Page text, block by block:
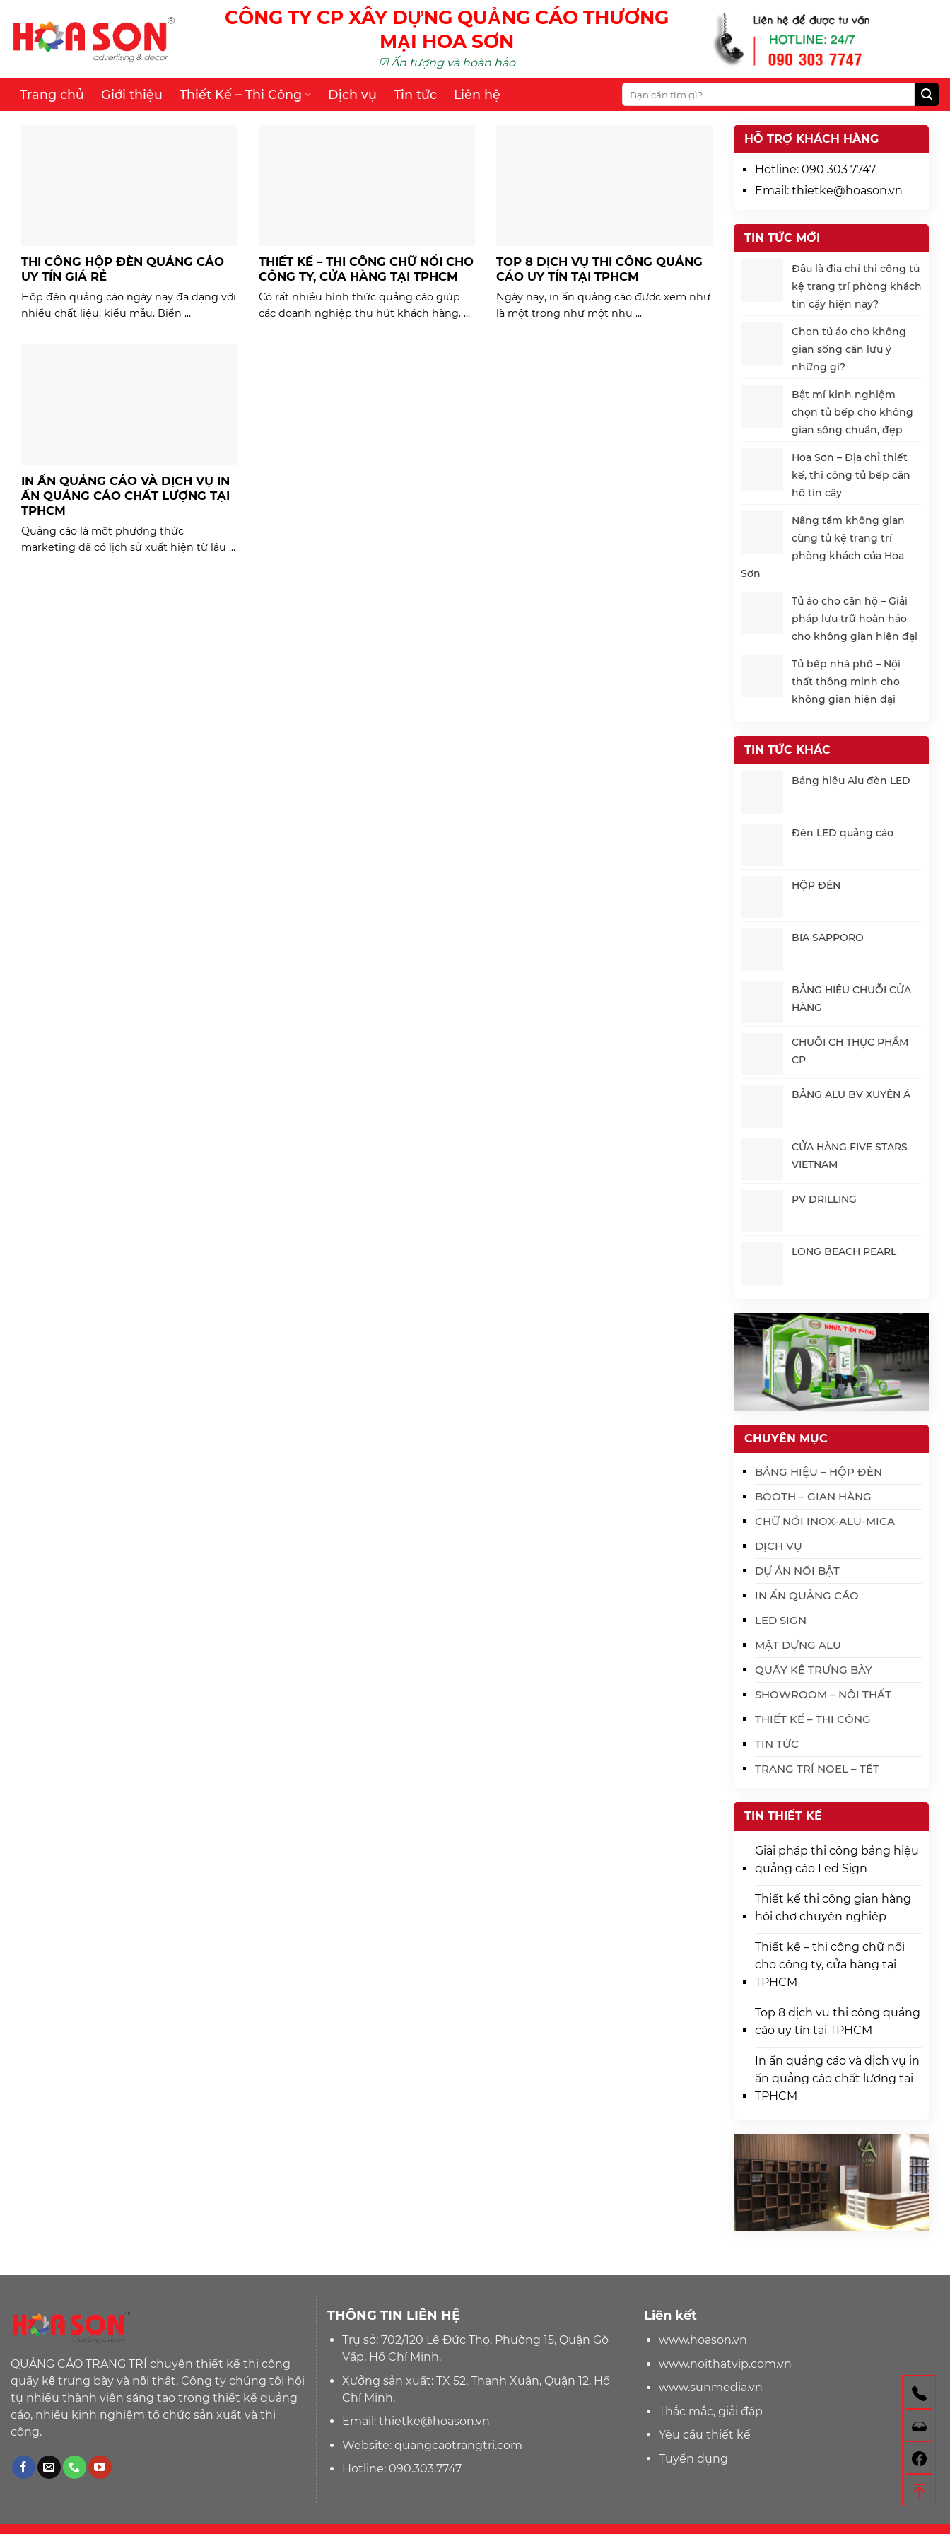
content
CÔNG TY CP XÂY DỰNG QUẢNG CÁO THƯƠNG
MẠI HOA SƠN
☑ Ấn tượng và hoàn hảo
Trang chủ Giới thiệu Thiết Kế – Thi Công Dịch vụ Tin tức Liên hệ
THI CÔNG HỘP ĐÈN QUẢNG CÁO
UY TÍN GIÁ RẺ
Hộp đèn quảng cáo ngày nay đa dạng với
nhiều chất liệu, kiểu mẫu. Biển ...
THIẾT KẾ – THI CÔNG CHỮ NỔI CHO
CÔNG TY, CỬA HÀNG TẠI TPHCM
Có rất nhiều hình thức quảng cáo giúp
các doanh nghiệp thu hút khách hàng. ...
TOP 8 DỊCH VỤ THI CÔNG QUẢNG
CÁO UY TÍN TẠI TPHCM
Ngày nay, in ấn quảng cáo được xem như
là một trong như một nhu ...
IN ẤN QUẢNG CÁO VÀ DỊCH VỤ IN
ẤN QUẢNG CÁO CHẤT LƯỢNG TẠI
TPHCM
Quảng cáo là một phương thức
marketing đã có lịch sử xuất hiện từ lâu ...
HỖ TRỢ KHÁCH HÀNG
Hotline: 090 303 7747
Email: thietke@hoason.vn
TIN TỨC MỚI
Đâu là địa chỉ thi công tủ
kệ trang trí phòng khách
tin cậy hiện nay?
Chọn tủ áo cho không
gian sống cần lưu ý
những gì?
Bật mí kinh nghiệm
chọn tủ bếp cho không
gian sống chuẩn, đẹp
Hoa Sơn – Địa chỉ thiết
kế, thi công tủ bếp căn
hộ tin cậy
Nâng tầm không gian
cùng tủ kệ trang trí
phòng khách của Hoa
Sơn
Tủ áo cho căn hộ – Giải
pháp lưu trữ hoàn hảo
cho không gian hiện đại
Tủ bếp nhà phố – Nội
thất thông minh cho
không gian hiện đại
TIN TỨC KHÁC
Bảng hiệu Alu đèn LED
Đèn LED quảng cáo
HỘP ĐÈN
BIA SAPPORO
BẢNG HIỆU CHUỖI CỬA
HÀNG
CHUỖI CH THỰC PHẨM
CP
BẢNG ALU BV XUYÊN Á
CỬA HÀNG FIVE STARS
VIETNAM
PV DRILLING
LONG BEACH PEARL
CHUYÊN MỤC
BẢNG HIỆU – HỘP ĐÈN
BOOTH – GIAN HÀNG
CHỮ NỔI INOX-ALU-MICA
DỊCH VỤ
DỰ ÁN NỔI BẬT
IN ẤN QUẢNG CÁO
LED SIGN
MẶT DỰNG ALU
QUẦY KỆ TRƯNG BÀY
SHOWROOM – NỘI THẤT
THIẾT KẾ – THI CÔNG
TIN TỨC
TRANG TRÍ NOEL – TẾT
TIN THIẾT KẾ
Giải pháp thi công bảng hiệu
quảng cáo Led Sign
Thiết kế thi công gian hàng
hội chợ chuyên nghiệp
Thiết kế – thi công chữ nổi
cho công ty, cửa hàng tại
TPHCM
Top 8 dịch vụ thi công quảng
cáo uy tín tại TPHCM
In ấn quảng cáo và dịch vụ in
ấn quảng cáo chất lượng tại
TPHCM
QUẢNG CÁO TRANG TRÍ chuyên thiết kế thi công
quầy kệ trưng bày và nội thất. Công ty chúng tôi hội
tụ nhiều thành viên sáng tạo trong thiết kế quảng
cáo, nhiều kinh nghiệm tổ chức sản xuất và thi
công.
THÔNG TIN LIÊN HỆ
Trụ sở: 702/120 Lê Đức Thọ, Phường 15, Quận Gò
Vấp, Hồ Chí Minh.
Xưởng sản xuất: TX 52, Thạnh Xuân, Quận 12, Hồ
Chí Minh.
Email: thietke@hoason.vn
Website:quangcaotrangtri.com
Hotline: 090.303.7747
Liên kết
www.hoason.vn
www.noithatvip.com.vn
www.sunmedia.vn
Thắc mắc, giải đáp
Yêu cầu thiết kế
Tuyển dụng